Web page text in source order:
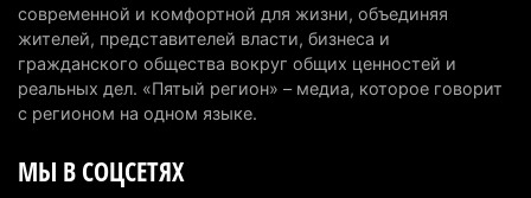
Пожар в Аксайском ущелье под Алматы
полностью ликвидирован спустя три дня
6 августа 2026 г. 08:51 236
в Алматинской области
современной и комфортной для жизни, объединяя
жителей, представителей власти, бизнеса и
гражданского общества вокруг общих ценностей и
реальных дел. «Пятый регион» – медиа, которое говорит
с регионом на одном языке.
МЫ В СОЦСЕТЯХ